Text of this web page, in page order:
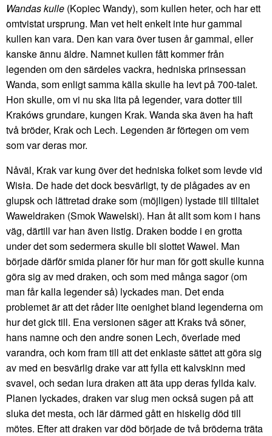
Wandas kulle (Kopiec Wandy), som kullen heter, och har ett
omtvistat ursprung. Man vet helt enkelt inte hur gammal
kullen kan vara. Den kan vara över tusen år gammal, eller
kanske ännu äldre. Namnet kullen fått kommer från
legenden om den särdeles vackra, hedniska prinsessan
Wanda, som enligt samma källa skulle ha levt på 700-talet.
Hon skulle, om vi nu ska lita på legender, vara dotter till
Krakóws grundare, kungen Krak. Wanda ska även ha haft
två bröder, Krak och Lech. Legenden är förtegen om vem
som var deras mor.
Nåväl, Krak var kung över det hedniska folket som levde vid
Wisła. De hade det dock besvärligt, ty de plågades av en
glupsk och lättretad drake som (möjligen) lystade till tilltalet
Waweldraken (Smok Wawelski). Han åt allt som kom i hans
väg, därtill var han även listig. Draken bodde i en grotta
under det som sedermera skulle bli slottet Wawel. Man
började därför smida planer för hur man för gott skulle kunna
göra sig av med draken, och som med många sagor (om
man får kalla legender så) lyckades man. Det enda
problemet är att det råder lite oenighet bland legenderna om
hur det gick till. Ena versionen säger att Kraks två söner,
hans namne och den andre sonen Lech, överlade med
varandra, och kom fram till att det enklaste sättet att göra sig
av med en besvärlig drake var att fylla ett kalvskinn med
svavel, och sedan lura draken att äta upp deras fyllda kalv.
Planen lyckades, draken var slug men också sugen på att
sluka det mesta, och lär därmed gått en hiskelig död till
mötes. Efter att draken var död började de två bröderna träta